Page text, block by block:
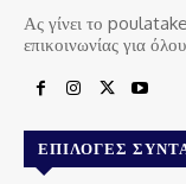
Ας γίνει το
επικοινωνίας για
ΕΠΙΛΟΓΈΣ